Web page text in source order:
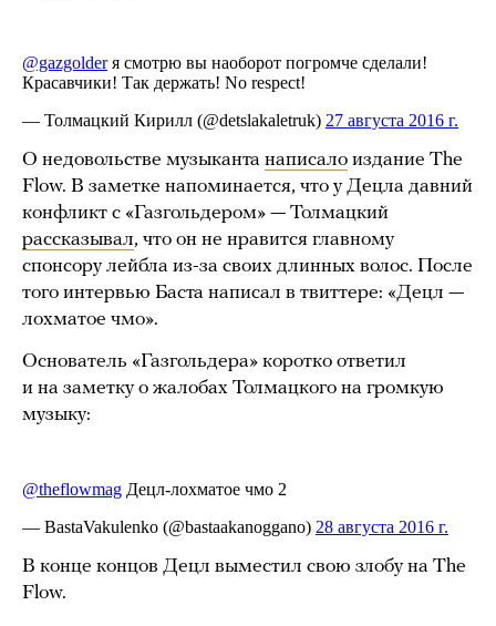
О недовольстве музыканта написало издание The
Flow. В заметке напоминается, что у Децла давний
конфликт с «Газгольдером» — Толмацкий
рассказывал, что он не нравится главному
спонсору лейбла из-за своих длинных волос. После
того интервью Баста написал в твиттере: «Децл —
лохматое чмо».
Основатель «Газгольдера» коротко ответил
и на заметку о жалобах Толмацкого на громкую
музыку:
В конце концов Децл выместил свою злобу на The
Flow.